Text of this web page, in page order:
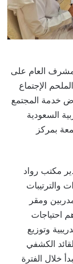
العام على
الإجتماع
⁧‫خدمة المجتمع
السعودية
بمركز
مكتب رواد
والترتيبات
ومقر
احتياجات
وتوزيع
الكشفي
خلال الفترة